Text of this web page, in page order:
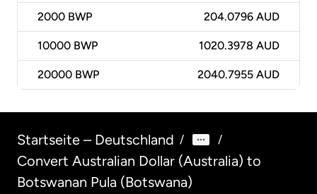
2000 BWP 204.0796 AUD
10000 BWP 1020.3978 AUD
20000 BWP 2040.7955 AUD
Startseite – Deutschland / /
Convert Australian Dollar (Australia) to
Botswanan Pula (Botswana)